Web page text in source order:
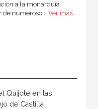
a la monarquía
de numeroso... Ver más
Quijote en las
de Castilla